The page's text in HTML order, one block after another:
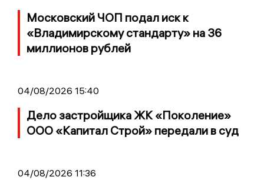
Московский ЧОП подал иск к
«Владимирскому стандарту» на 36
миллионов рублей
04/08/2026 15:40
Дело застройщика ЖК «Поколение»
ООО «Капитал Строй» передали в суд
04/08/2026 11:36